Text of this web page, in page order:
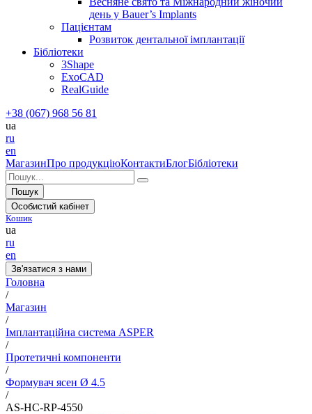
день у Bauer’s Implants
Пацієнтам
Розвиток дентальної імплантації
Бібліотеки
3Shape
ExoCAD
RealGuide
+38 (067) 968 56 81
ua
ru
en
МагазинПро продукціюКонтактиБлогБібліотеки
Пошук
Особистий кабінет
Кошик
ua
ru
en
Зв'язатися з нами
Головна
/
Магазин
/
Імплантаційна система ASPER
/
Протетичні компоненти
/
Формувач ясен Ø 4.5
/
AS-HC-RP-4550